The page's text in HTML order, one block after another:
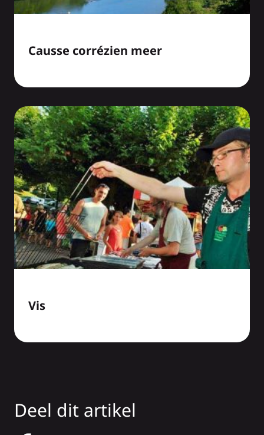
Causse corrézien meer
Vis
Deel dit artikel